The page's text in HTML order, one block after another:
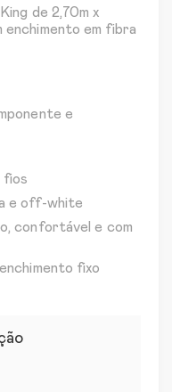
de 2,70m x
enchimento em fibra
e
fios
e off-white
confortável e com
fixo